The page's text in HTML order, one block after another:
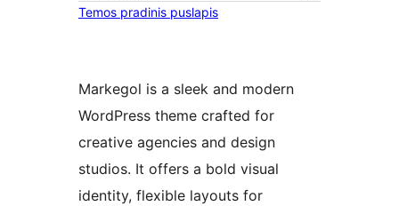
Temos pradinis puslapis
Markegol is a sleek and modern
WordPress theme crafted for
creative agencies and design
studios. It offers a bold visual
identity, flexible layouts for